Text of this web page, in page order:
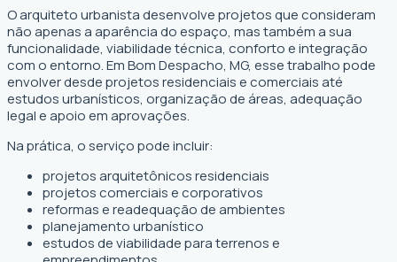
O arquiteto urbanista desenvolve projetos que consideram
não apenas a aparência do espaço, mas também a sua
funcionalidade, viabilidade técnica, conforto e integração
com o entorno. Em Bom Despacho, MG, esse trabalho pode
envolver desde projetos residenciais e comerciais até
estudos urbanísticos, organização de áreas, adequação
legal e apoio em aprovações.
Na prática, o serviço pode incluir:
projetos arquitetônicos residenciais
projetos comerciais e corporativos
reformas e readequação de ambientes
planejamento urbanístico
estudos de viabilidade para terrenos e